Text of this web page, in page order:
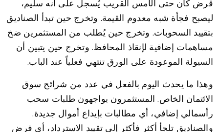
قرض كان حتى الأمس القريب يُسجل على أنه سليم،
ليصبح فجأة شبه معدوم القيمة. وتخرج حين تبدأ الصناديق
بتقييد السحوبات. وتخرج حين يُطلب من المستثمرين ضخ
مساهمات إضافية لإنقاذ المحافظ. وتخرج حين يتبين أن
السيولة الموعودة على الورق تنتهي فعلياً عند الباب.
وهذا ما يحدث اليوم بالفعل في عدد من شرائح سوق
الائتمان الخاص. المستثمرون يواجهون طلبات سحب
رأسمالي إضافي، أي مطالبات بإيداع أموال جديدة.
والصناديق تلجأ أكثر فأكثر إلى تقييد الاسترداد، أي فرض